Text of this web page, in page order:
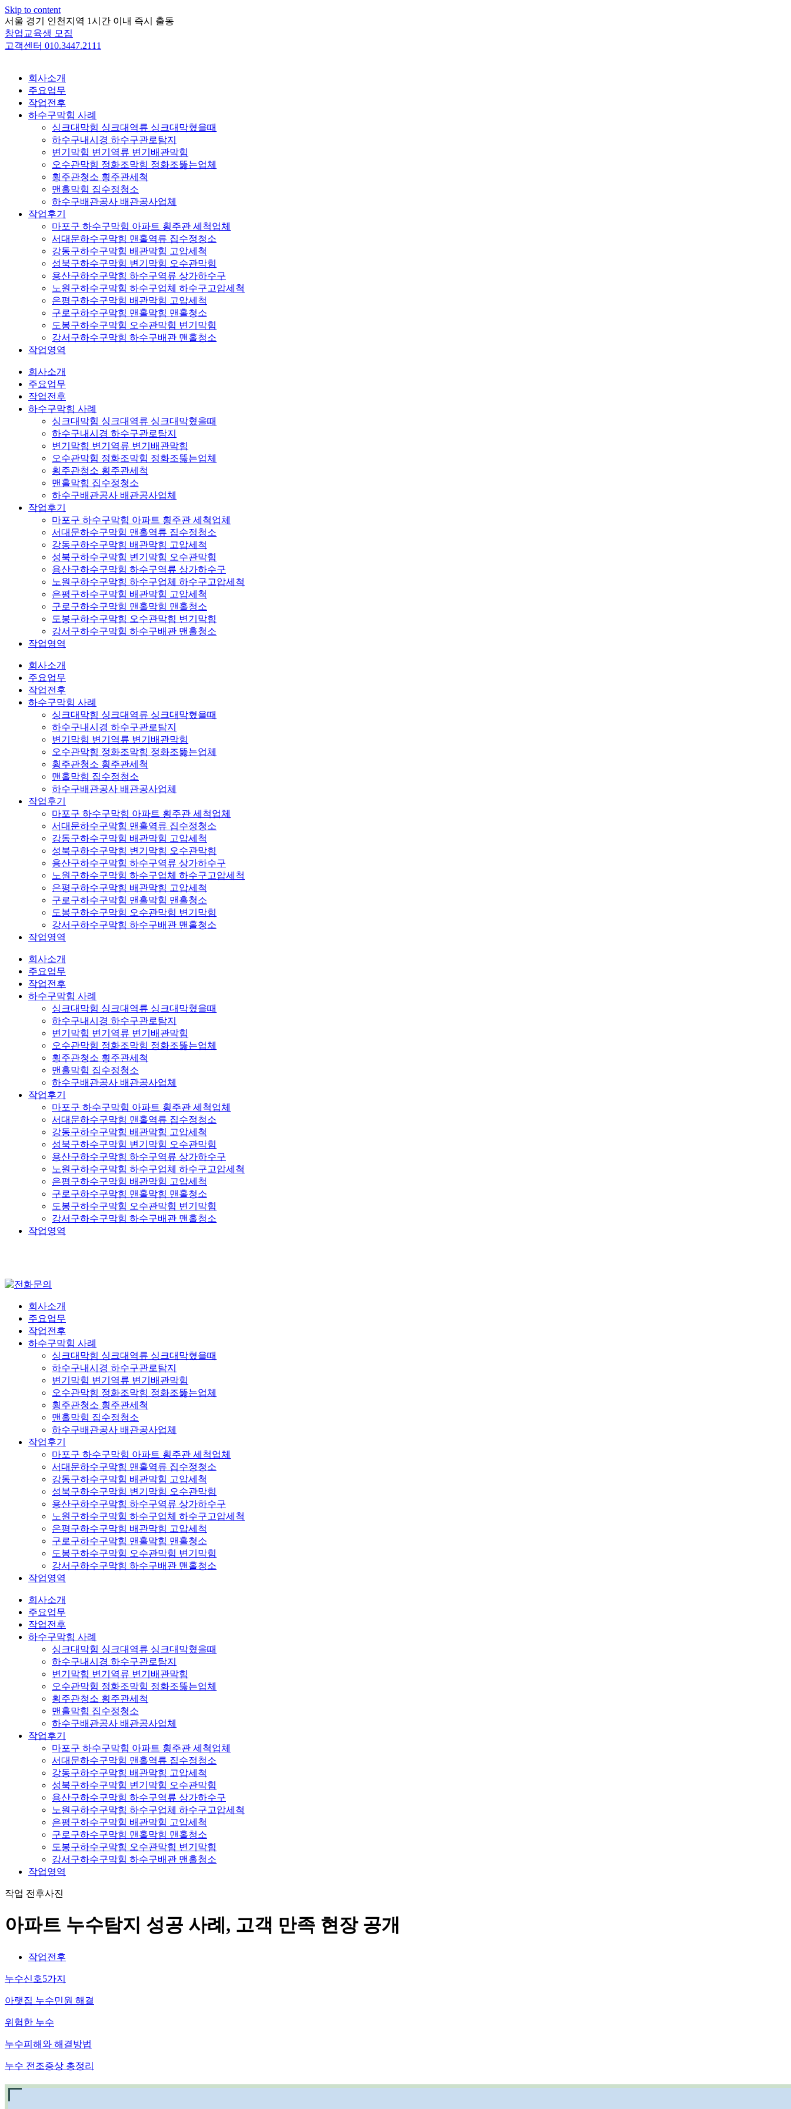
Skip to content
서울 경기 인천지역 1시간 이내 즉시 출동
창업교육생 모집
고객센터 010.3447.2111
회사소개
주요업무
작업전후
하수구막힘 사례
싱크대막힘 싱크대역류 싱크대막혔을때
하수구내시경 하수구관로탐지
변기막힘 변기역류 변기배관막힘
오수관막힘 정화조막힘 정화조뚫는업체
횡주관청소 횡주관세척
맨홀막힘 집수정청소
하수구배관공사 배관공사업체
작업후기
마포구 하수구막힘 아파트 횡주관 세척업체
서대문하수구막힘 맨홀역류 집수정청소
강동구하수구막힘 배관막힘 고압세척
성북구하수구막힘 변기막힘 오수관막힘
용산구하수구막힘 하수구역류 상가하수구
노원구하수구막힘 하수구업체 하수구고압세척
은평구하수구막힘 배관막힘 고압세척
구로구하수구막힘 맨홀막힘 맨홀청소
도봉구하수구막힘 오수관막힘 변기막힘
강서구하수구막힘 하수구배관 맨홀청소
작업영역
회사소개
주요업무
작업전후
하수구막힘 사례
싱크대막힘 싱크대역류 싱크대막혔을때
하수구내시경 하수구관로탐지
변기막힘 변기역류 변기배관막힘
오수관막힘 정화조막힘 정화조뚫는업체
횡주관청소 횡주관세척
맨홀막힘 집수정청소
하수구배관공사 배관공사업체
작업후기
마포구 하수구막힘 아파트 횡주관 세척업체
서대문하수구막힘 맨홀역류 집수정청소
강동구하수구막힘 배관막힘 고압세척
성북구하수구막힘 변기막힘 오수관막힘
용산구하수구막힘 하수구역류 상가하수구
노원구하수구막힘 하수구업체 하수구고압세척
은평구하수구막힘 배관막힘 고압세척
구로구하수구막힘 맨홀막힘 맨홀청소
도봉구하수구막힘 오수관막힘 변기막힘
강서구하수구막힘 하수구배관 맨홀청소
작업영역
회사소개
주요업무
작업전후
하수구막힘 사례
싱크대막힘 싱크대역류 싱크대막혔을때
하수구내시경 하수구관로탐지
변기막힘 변기역류 변기배관막힘
오수관막힘 정화조막힘 정화조뚫는업체
횡주관청소 횡주관세척
맨홀막힘 집수정청소
하수구배관공사 배관공사업체
작업후기
마포구 하수구막힘 아파트 횡주관 세척업체
서대문하수구막힘 맨홀역류 집수정청소
강동구하수구막힘 배관막힘 고압세척
성북구하수구막힘 변기막힘 오수관막힘
용산구하수구막힘 하수구역류 상가하수구
노원구하수구막힘 하수구업체 하수구고압세척
은평구하수구막힘 배관막힘 고압세척
구로구하수구막힘 맨홀막힘 맨홀청소
도봉구하수구막힘 오수관막힘 변기막힘
강서구하수구막힘 하수구배관 맨홀청소
작업영역
회사소개
주요업무
작업전후
하수구막힘 사례
싱크대막힘 싱크대역류 싱크대막혔을때
하수구내시경 하수구관로탐지
변기막힘 변기역류 변기배관막힘
오수관막힘 정화조막힘 정화조뚫는업체
횡주관청소 횡주관세척
맨홀막힘 집수정청소
하수구배관공사 배관공사업체
작업후기
마포구 하수구막힘 아파트 횡주관 세척업체
서대문하수구막힘 맨홀역류 집수정청소
강동구하수구막힘 배관막힘 고압세척
성북구하수구막힘 변기막힘 오수관막힘
용산구하수구막힘 하수구역류 상가하수구
노원구하수구막힘 하수구업체 하수구고압세척
은평구하수구막힘 배관막힘 고압세척
구로구하수구막힘 맨홀막힘 맨홀청소
도봉구하수구막힘 오수관막힘 변기막힘
강서구하수구막힘 하수구배관 맨홀청소
작업영역
회사소개
주요업무
작업전후
하수구막힘 사례
싱크대막힘 싱크대역류 싱크대막혔을때
하수구내시경 하수구관로탐지
변기막힘 변기역류 변기배관막힘
오수관막힘 정화조막힘 정화조뚫는업체
횡주관청소 횡주관세척
맨홀막힘 집수정청소
하수구배관공사 배관공사업체
작업후기
마포구 하수구막힘 아파트 횡주관 세척업체
서대문하수구막힘 맨홀역류 집수정청소
강동구하수구막힘 배관막힘 고압세척
성북구하수구막힘 변기막힘 오수관막힘
용산구하수구막힘 하수구역류 상가하수구
노원구하수구막힘 하수구업체 하수구고압세척
은평구하수구막힘 배관막힘 고압세척
구로구하수구막힘 맨홀막힘 맨홀청소
도봉구하수구막힘 오수관막힘 변기막힘
강서구하수구막힘 하수구배관 맨홀청소
작업영역
회사소개
주요업무
작업전후
하수구막힘 사례
싱크대막힘 싱크대역류 싱크대막혔을때
하수구내시경 하수구관로탐지
변기막힘 변기역류 변기배관막힘
오수관막힘 정화조막힘 정화조뚫는업체
횡주관청소 횡주관세척
맨홀막힘 집수정청소
하수구배관공사 배관공사업체
작업후기
마포구 하수구막힘 아파트 횡주관 세척업체
서대문하수구막힘 맨홀역류 집수정청소
강동구하수구막힘 배관막힘 고압세척
성북구하수구막힘 변기막힘 오수관막힘
용산구하수구막힘 하수구역류 상가하수구
노원구하수구막힘 하수구업체 하수구고압세척
은평구하수구막힘 배관막힘 고압세척
구로구하수구막힘 맨홀막힘 맨홀청소
도봉구하수구막힘 오수관막힘 변기막힘
강서구하수구막힘 하수구배관 맨홀청소
작업영역
작업 전후사진
아파트 누수탐지 성공 사례, 고객 만족 현장 공개
작업전후
누수신호5가지
아랫집 누수민원 해결
위험한 누수
누수피해와 해결방법
누수 전조증상 총정리